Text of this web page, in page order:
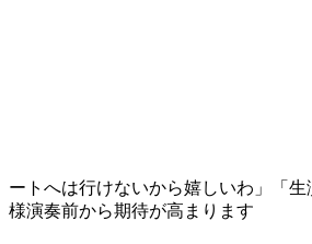
ートへは行けないから嬉しいわ」「
様演奏前から期待が高まります